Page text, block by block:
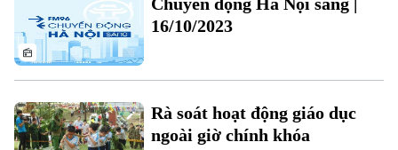
Điện ảnh
Âm nhạc
16/10/2023
Rà soát hoạt động giáo dục
ngoài giờ chính khóa